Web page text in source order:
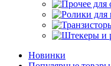
Новинки